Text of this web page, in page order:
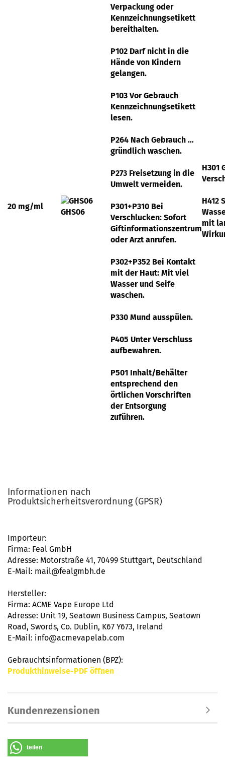
20 mg/ml
GHS06
Verpackung oder
Kennzeichnungsetikett
bereithalten.
P102 Darf nicht in die
Hände von Kindern
gelangen.
P103 Vor Gebrauch
Kennzeichnungsetikett
lesen.
P264 Nach Gebrauch …
gründlich waschen.
P273 Freisetzung in die
Umwelt vermeiden.
P301+P310 Bei
Verschlucken: Sofort
Giftinformationszentrum
oder Arzt anrufen.
P302+P352 Bei Kontakt
mit der Haut: Mit viel
Wasser und Seife
waschen.
P330 Mund ausspülen.
P405 Unter Verschluss
aufbewahren.
P501 Inhalt/Behälter
entsprechend den
örtlichen Vorschriften
der Entsorgung
zuführen.
H301
H412
mit
Informationen nach
Produktsicherheitsverordnung (GPSR)
Importeur:
Firma: Feal GmbH
Adresse: Motorstraße 41, 70499 Stuttgart, Deutschland
E-Mail: mail@fealgmbh.de
Hersteller:
Firma: ACME Vape Europe Ltd
Adresse: Unit 19, Seatown Business Campus, Seatown
Road, Swords, Co. Dublin, K67 Y673, Ireland
E-Mail: info@acmevapelab.com
Gebrauchtsinformationen (BPZ):
Produkthinweise-PDF öffnen
Kundenrezensionen
teilen